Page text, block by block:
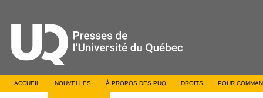
ACCUEIL NOUVELLES À PROPOS DES PUQ DROITS POUR